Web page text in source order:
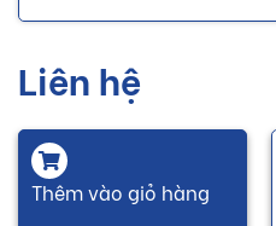
Liên hệ
Thêm vào giỏ hàng